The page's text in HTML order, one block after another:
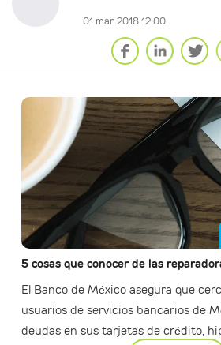
01 mar. 2018 12:00
5 cosas que conocer de las
El Banco de México asegura que
usuarios de servicios bancarios de
deudas en sus tarjetas de crédito,